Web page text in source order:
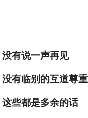
没有说一声再见
没有临别的互道尊重
这些都是多余的话